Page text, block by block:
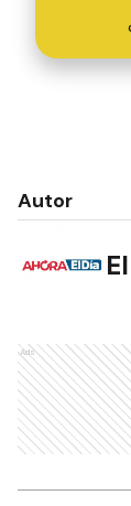
Autor
Ads